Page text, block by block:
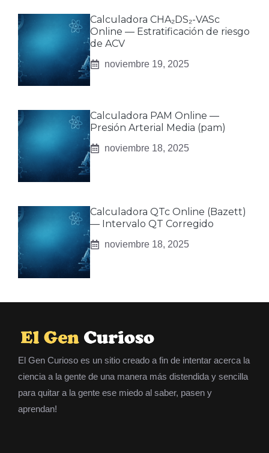
Calculadora CHA₂DS₂-VASc
Online — Estratificación de riesgo
de ACV
noviembre 19, 2025
Calculadora PAM Online —
Presión Arterial Media (pam)
noviembre 18, 2025
Calculadora QTc Online (Bazett)
— Intervalo QT Corregido
noviembre 18, 2025
El Gen Curioso es un sitio creado a fin de intentar acerca la
ciencia a la gente de una manera más distendida y sencilla
para quitar a la gente ese miedo al saber, pasen y
aprendan!